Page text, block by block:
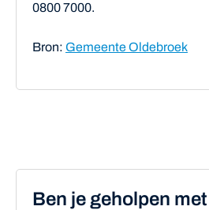
0800 7000.
Bron: Gemeente Oldebroek
Ben je geholpen